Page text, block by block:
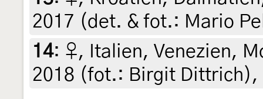
2017 (det. & fot.: Mario
14: ♀, Italien, Venezien,
2018 (fot.: Birgit Dittrich),